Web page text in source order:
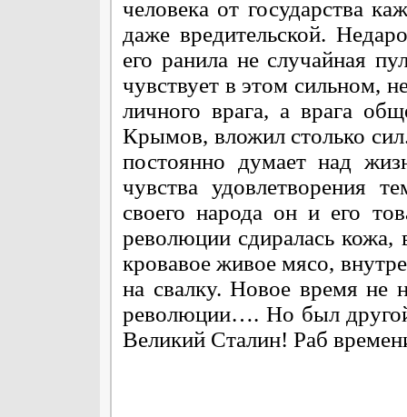
человека от государства
даже вредительской.
его ранила не случайная
чувствует в этом сильном,
личного врага, а врага
Крымов, вложил столько
постоянно думает над
чувства удовлетворения
своего народа он и его
революции сдиралась кожа,
кровавое живое мясо,
на свалку. Новое время
революции…. Но был другой
Великий Сталин! Раб